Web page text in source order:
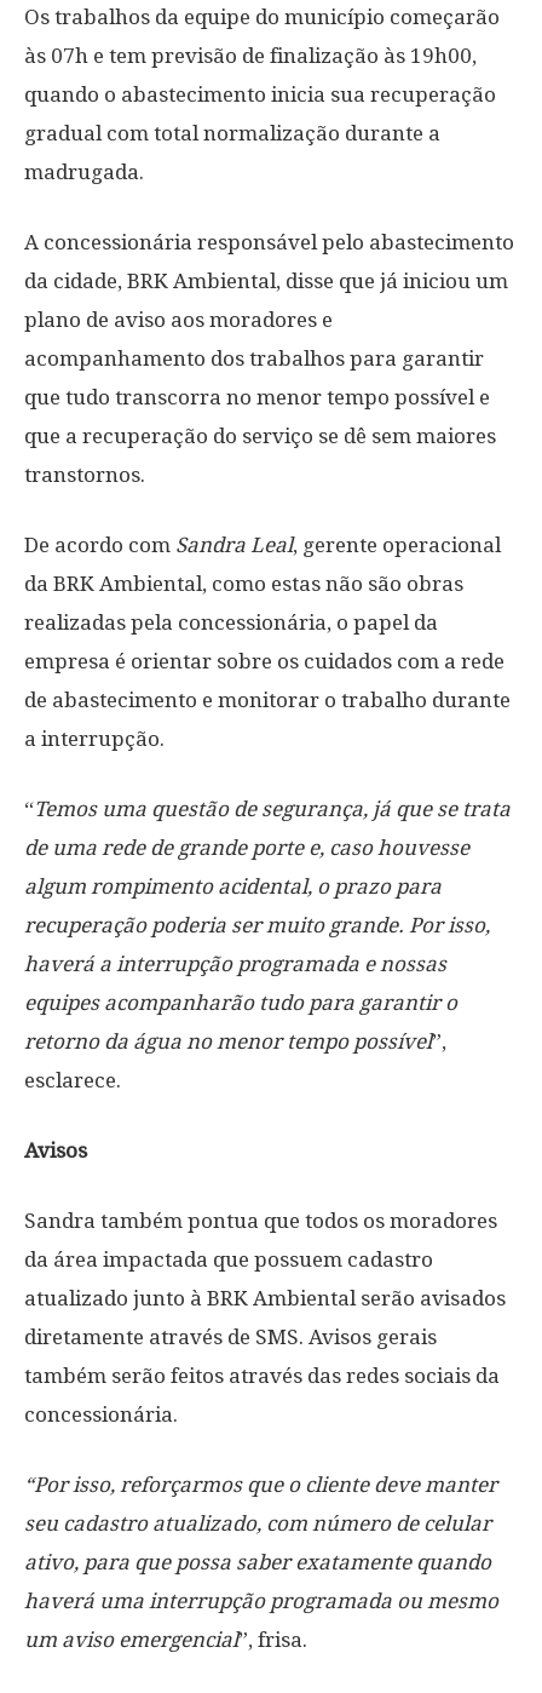
Os trabalhos da equipe do município começarão
às 07h e tem previsão de finalização às 19h00,
quando o abastecimento inicia sua recuperação
gradual com total normalização durante a
madrugada.
A concessionária responsável pelo abastecimento
da cidade, BRK Ambiental, disse que já iniciou um
plano de aviso aos moradores e
acompanhamento dos trabalhos para garantir
que tudo transcorra no menor tempo possível e
que a recuperação do serviço se dê sem maiores
transtornos.
De acordo com Sandra Leal, gerente operacional
da BRK Ambiental, como estas não são obras
realizadas pela concessionária, o papel da
empresa é orientar sobre os cuidados com a rede
de abastecimento e monitorar o trabalho durante
a interrupção.
“Temos uma questão de segurança, já que se trata
de uma rede de grande porte e, caso houvesse
algum rompimento acidental, o prazo para
recuperação poderia ser muito grande. Por isso,
haverá a interrupção programada e nossas
equipes acompanharão tudo para garantir o
retorno da água no menor tempo possível”,
esclarece.
Avisos
Sandra também pontua que todos os moradores
da área impactada que possuem cadastro
atualizado junto à BRK Ambiental serão avisados
diretamente através de SMS. Avisos gerais
também serão feitos através das redes sociais da
concessionária.
“Por isso, reforçarmos que o cliente deve manter
seu cadastro atualizado, com número de celular
ativo, para que possa saber exatamente quando
haverá uma interrupção programada ou mesmo
um aviso emergencial”, frisa.